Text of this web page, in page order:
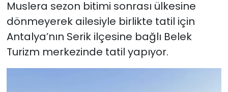
Muslera sezon bitimi sonrası ülkesine
dönmeyerek ailesiyle birlikte tatil için
Antalya’nın Serik ilçesine bağlı Belek
Turizm merkezinde tatil yapıyor.